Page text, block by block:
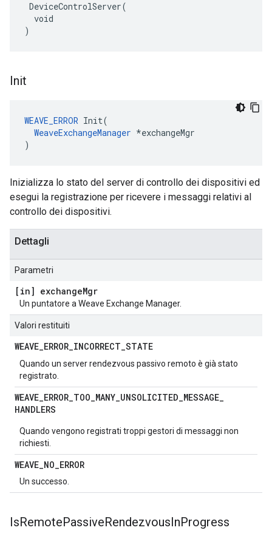
DeviceControlServer(
  void
)
Init
WEAVE_ERROR Init(
WeaveExchangeManager *exchangeMgr
)
Inizializza lo stato del server di controllo dei dispositivi ed
esegui la registrazione per ricevere i messaggi relativi al
controllo dei dispositivi.
Dettagli
Parametri
[in] exchangeMgr
Un puntatore a Weave Exchange Manager.
Valori restituiti
WEAVE_ERROR_INCORRECT_STATE
Quando un server rendezvous passivo remoto è già stato
registrato.
WEAVE_ERROR_TOO_MANY_UNSOLICITED_MESSAGE_
HANDLERS
Quando vengono registrati troppi gestori di messaggi non
richiesti.
WEAVE_NO_ERROR
Un successo.
IsRemotePassiveRendezvousInProgress